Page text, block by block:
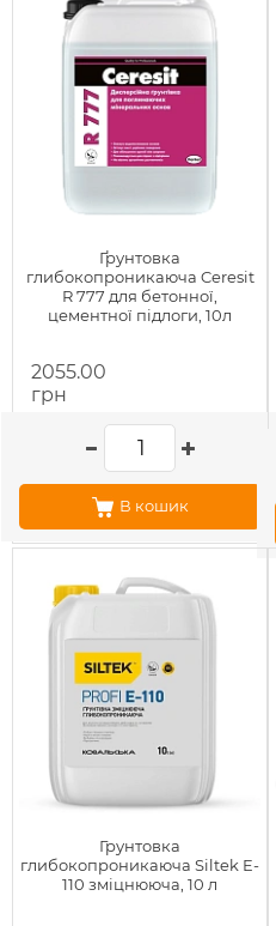
Ґрунтовка
глибокопроникаюча Ceresit
R 777 для бетонної,
цементної підлоги, 10л
2055.00
грн
В кошик
Грунтовка
глибокопроникаюча Siltek E-
110 зміцнююча, 10 л